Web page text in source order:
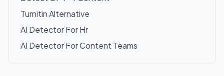
Turnitin Alternative
AI Detector For Hr
AI Detector For Content Teams